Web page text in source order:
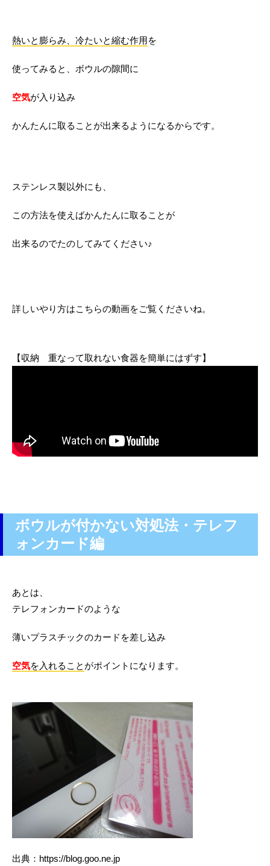
熱いと膨らみ、冷たいと縮む作用を
使ってみると、ボウルの隙間に
空気が入り込み
かんたんに取ることが出来るようになるからです。
ステンレス製以外にも、
この方法を使えばかんたんに取ることが
出来るのでたのしてみてください♪
詳しいやり方はこちらの動画をご覧くださいね。
【収納 重なって取れない食器を簡単にはずす】
ボウルが付かない対処法・テレフ
ォンカード編
あとは、
テレフォンカードのような
薄いプラスチックのカードを差し込み
空気を入れること がポイントになります。
出典：https://blog.goo.ne.jp